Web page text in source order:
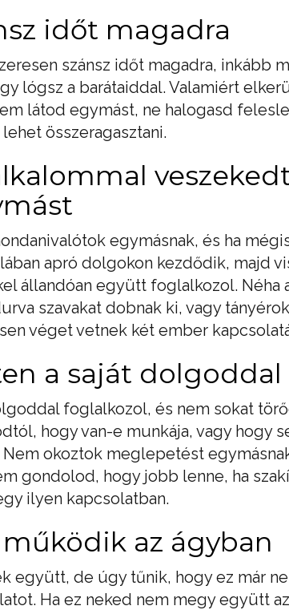
időt magadra
szánsz időt magadra, inkább
lógsz a barátaiddal. Valamiért
látod egymást, ne halogasd
összeragasztani.
egymásnak, és ha
apró dolgokon kezdődik, majd
állandóan együtt foglalkozol. Néha
szavakat dobnak ki, vagy
véget vetnek két ember
a saját dolgoddal
foglalkozol, és nem sokat
hogy van-e munkája, vagy hogy
okoztok meglepetést
gondolod, hogy jobb lenne, ha
ilyen kapcsolatban.
az ágyban
együtt, de úgy tűnik, hogy ez már
Ha ez neked nem megy együtt